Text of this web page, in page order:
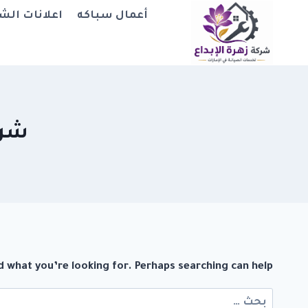
المحتوى
أعمال سباكه اعلانات
what you’re looking for. Perhaps searching can help.
البحث